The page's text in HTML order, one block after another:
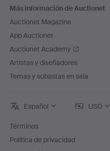
Más información de Auctionet
Auctionet Magazine
App Auctionet
Auctionet Academy
Artistas y diseñadores
Temas y subastas en sala
Español USD
Términos
Política de privacidad